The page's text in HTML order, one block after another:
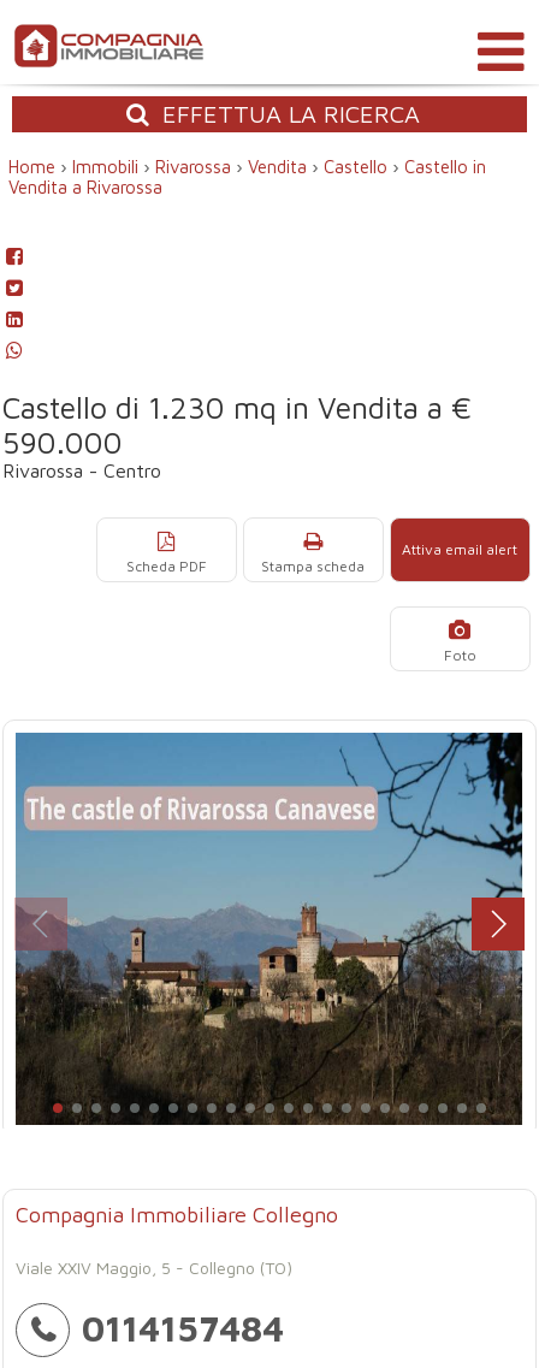
EFFETTUA LA RICERCA
Home › Immobili › Rivarossa › Vendita › Castello › Castello in
Vendita a Rivarossa
Castello di 1.230 mq in Vendita a €
590.000
Rivarossa - Centro
Attiva email alert
Stampa scheda
Scheda PDF
Foto
Compagnia Immobiliare Collegno
Viale XXIV Maggio, 5 - Collegno (TO)
0114157484